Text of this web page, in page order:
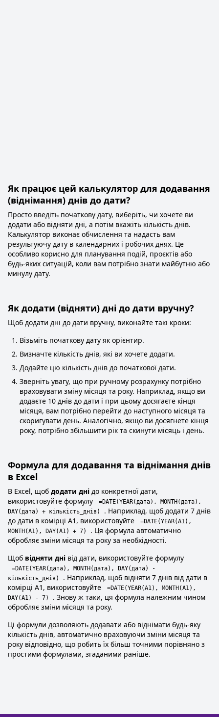
Як працює цей калькулятор для додавання
(віднімання) днів до дати?
Просто введіть початкову дату, виберіть, чи хочете ви
додати або відняти дні, а потім вкажіть кількість днів.
Калькулятор виконає обчислення та надасть вам
результуючу дату в календарних і робочих днях. Це
особливо корисно для планування подій, проєктів або
будь-яких ситуацій, коли вам потрібно знати майбутню або
минулу дату.
Як додати (відняти) дні до дати вручну?
Щоб додати дні до дати вручну, виконайте такі кроки:
Візьміть початкову дату як орієнтир.
Визначте кількість днів, які ви хочете додати.
Додайте цю кількість днів до початкової дати.
Зверніть увагу, що при ручному розрахунку потрібно
враховувати зміну місяця та року. Наприклад, якщо ви
додаєте 10 днів до дати і при цьому досягаєте кінця
місяця, вам потрібно перейти до наступного місяця та
скоригувати день. Аналогічно, якщо ви досягнете кінця
року, потрібно збільшити рік та скинути місяць і день.
Формула для додавання та віднімання днів
в Excel
В Excel, щоб додати дні до конкретної дати,
використовуйте формулу
=DATE(YEAR(дата), MONTH(дата),
DAY(дата) + кількість_днів)
. Наприклад, щоб додати 7 днів
до дати в комірці A1, використовуйте
=DATE(YEAR(A1),
MONTH(A1), DAY(A1) + 7)
. Ця формула автоматично
обробляє зміни місяця та року за необхідності.
Щоб відняти дні від дати, використовуйте формулу
=DATE(YEAR(дата), MONTH(дата), DAY(дата) -
кількість_днів)
. Наприклад, щоб відняти 7 днів від дати в
комірці A1, використовуйте
=DATE(YEAR(A1), MONTH(A1),
DAY(A1) - 7)
. Знову ж таки, ця формула належним чином
обробляє зміни місяця та року.
Ці формули дозволяють додавати або віднімати будь-яку
кількість днів, автоматично враховуючи зміни місяця та
року відповідно, що робить їх більш точними порівняно з
простими формулами, згаданими раніше.